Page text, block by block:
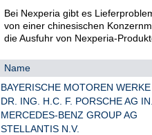
Bei Nexperia gibt es
von einer chinesischen
die Ausfuhr von Nexperia-
Name
BAYERISCHE MOTOREN
DR. ING. H.C. F. PORSCHE AG
MERCEDES-BENZ GROUP AG
STELLANTIS N.V.